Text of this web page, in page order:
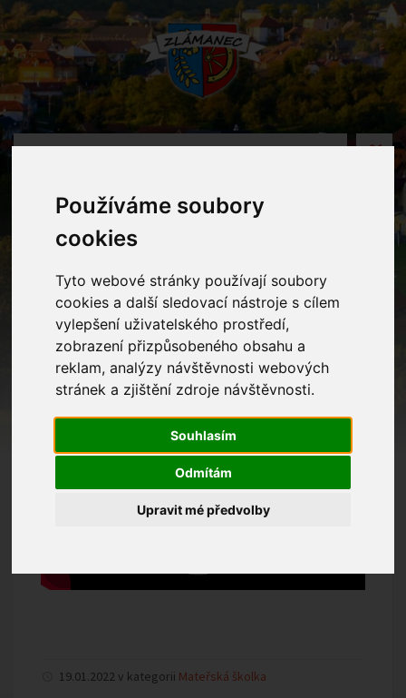
Používáme soubory
cookies
Tyto webové stránky používají soubory
cookies a další sledovací nástroje s cílem
vylepšení uživatelského prostředí,
zobrazení přizpůsobeného obsahu a
reklam, analýzy návštěvnosti webových
stránek a zjištění zdroje návštěvnosti.
Souhlasím
Odmítám
Upravit mé předvolby
MENU
Oznámení
Home Oznámení Mikulášská nadílka - videozáznam
Mikulášská nadílka -
videozáznam
19.01.2022 v kategorii Mateřská školka